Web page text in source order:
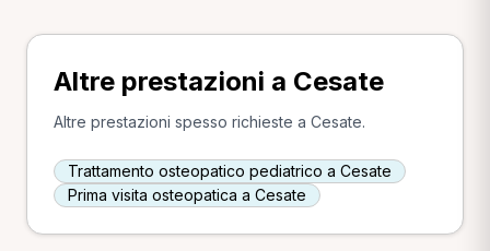
Altre prestazioni a Cesate
Altre prestazioni spesso richieste a Cesate.
Trattamento osteopatico pediatrico a Cesate
Prima visita osteopatica a Cesate